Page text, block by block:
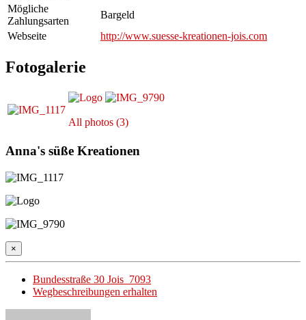
Mögliche
Zahlungsarten
Bargeld
Webseite
http://www.suesse-kreationen-jois.com
Fotogalerie
All photos (3)
Anna's süße Kreationen
×
Bundesstraße 30 Jois 7093
Wegbeschreibungen erhalten